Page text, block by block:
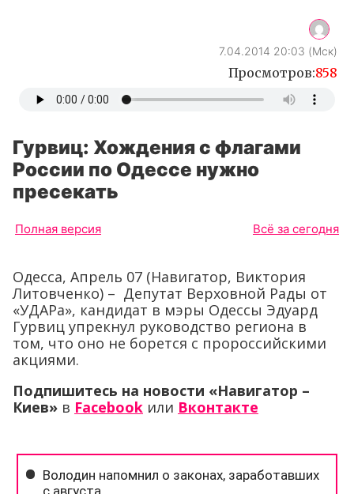
Гурвиц: Хождения с флагами
России по Одессе нужно
Полная версия Всё за сегодня
Одесса, Апрель 07 (Навигатор, Виктория
«УДАРа», кандидат в мэры Одессы Эдуард
том, что оно не борется с пророссийскими
акциями.
Подпишитесь на новости «Навигатор –
Киев»вFacebookилиВконтакте